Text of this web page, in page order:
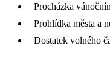
Procházka
Prohlídka města a
Dostatek volného